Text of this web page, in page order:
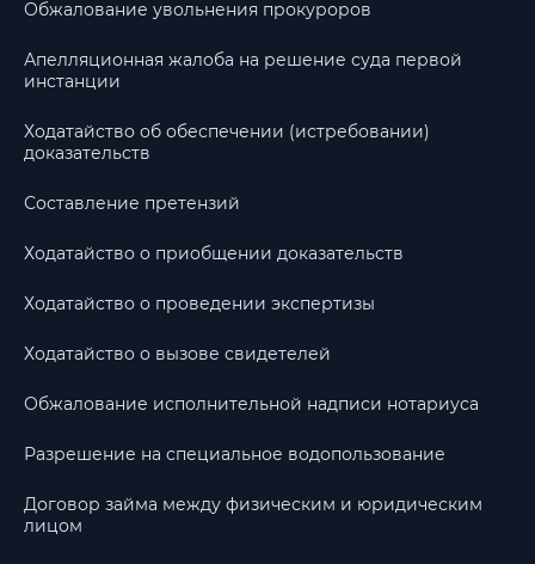
Обжалование увольнения прокуроров
Апелляционная жалоба на решение суда первой
инстанции
Ходатайство об обеспечении (истребовании)
доказательств
Составление претензий
Ходатайство о приобщении доказательств
Ходатайство о проведении экспертизы
Ходатайство о вызове свидетелей
Обжалование исполнительной надписи нотариуса
Разрешение на специальное водопользование
Договор займа между физическим и юридическим
лицом